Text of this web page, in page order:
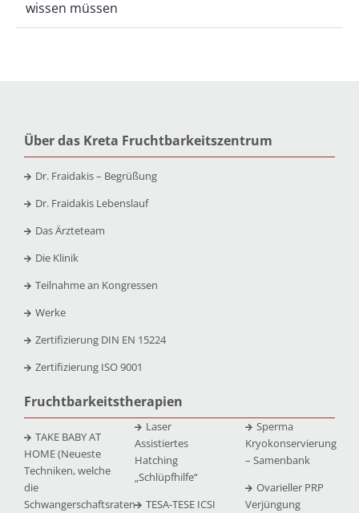
wissen müssen
Über das Kreta Fruchtbarkeitszentrum
Dr. Fraidakis – Begrüßung
Dr. Fraidakis Lebenslauf
Das Ärzteteam
Die Klinik
Teilnahme an Kongressen
Werke
Zertifizierung DIN EN 15224
Zertifizierung ISO 9001
Fruchtbarkeitstherapien
TAKE BABY AT
HOME (Neueste
Techniken, welche
die
Schwangerschaftsraten
Laser
Assistiertes
Hatching
„Schlüpfhilfe“
TESA-TESE ICSI
Sperma
Kryokonservierung
– Samenbank
Ovarieller PRP
Verjüngung